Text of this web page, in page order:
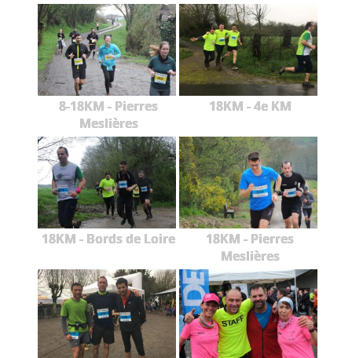
8-18KM - Pierres
Meslières
18KM - 4e KM
18KM - Bords de Loire
18KM - Pierres
Meslières